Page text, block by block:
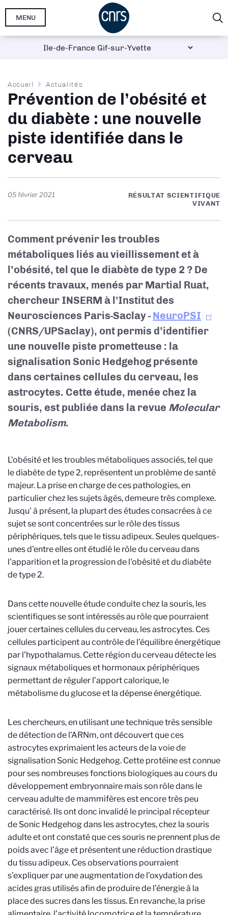
Aller
MENU
Fil
d'Ariane
Accueil Actualités
Prévention de l’obésité et
du diabète : une nouvelle
piste identifiée dans le
cerveau
05 février 2021
RÉSULTAT SCIENTIFIQUE
VIVANT
Comment prévenir les troubles
métaboliques liés au vieillissement et à
l’obésité, tel que le diabète de type 2 ? De
récents travaux, menés par Martial Ruat,
chercheur INSERM à l'Institut des
Neurosciences Paris-Saclay - NeuroPSI
(CNRS/UPSaclay), ont permis d’identifier
une nouvelle piste prometteuse : la
signalisation Sonic Hedgehog présente
dans certaines cellules du cerveau, les
astrocytes. Cette étude, menée chez la
souris, est publiée dans la revue Molecular
Metabolism.
L'obésité et les troubles métaboliques associés, tel que
le diabète de type 2, représentent un problème de santé
majeur. La prise en charge de ces pathologies, en
particulier chez les sujets âgés, demeure très complexe.
Jusqu' à présent, la plupart des études consacrées à ce
sujet se sont concentrées sur le rôle des tissus
périphériques, tels que le tissu adipeux. Seules quelques-
unes d'entre elles ont étudié le rôle du cerveau dans
l'apparition et la progression de l'obésité et du diabète
de type 2.
Dans cette nouvelle étude conduite chez la souris, les
scientifiques se sont intéressés au rôle que pourraient
jouer certaines cellules du cerveau, les astrocytes. Ces
cellules participent au contrôle de l’équilibre énergétique
par l’hypothalamus. Cette région du cerveau détecte les
signaux métaboliques et hormonaux périphériques
permettant de réguler l’apport calorique, le
métabolisme du glucose et la dépense énergétique.
Les chercheurs, en utilisant une technique très sensible
de détection de l’ARNm, ont découvert que ces
astrocytes exprimaient les acteurs de la voie de
signalisation Sonic Hedgehog. Cette protéine est connue
pour ses nombreuses fonctions biologiques au cours du
développement embryonnaire mais son rôle dans le
cerveau adulte de mammifères est encore très peu
caractérisé. Ils ont donc invalidé le principal récepteur
de Sonic Hedgehog dans les astrocytes, chez la souris
adulte et ont constaté que ces souris ne prennent plus de
poids avec l’âge et présentent une réduction drastique
du tissu adipeux. Ces observations pourraient
s’expliquer par une augmentation de l’oxydation des
acides gras utilisés afin de produire de l’énergie à la
place des sucres dans les tissus. En revanche, la prise